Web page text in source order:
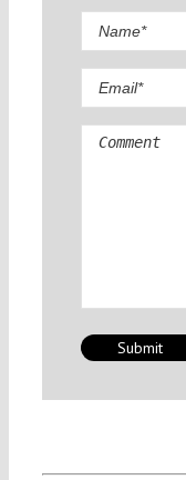
Comment